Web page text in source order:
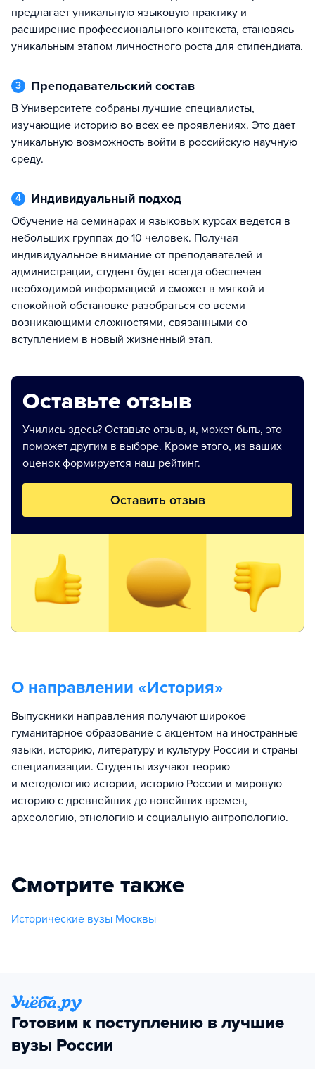
предлагает уникальную языковую практику и
расширение профессионального контекста, становясь
уникальным этапом личностного роста для стипендиата.
3 Преподавательский состав
В Университете собраны лучшие специалисты,
изучающие историю во всех ее проявлениях. Это дает
уникальную возможность войти в российскую научную
среду.
4 Индивидуальный подход
Обучение на семинарах и языковых курсах ведется в
небольших группах до 10 человек. Получая
индивидуальное внимание от преподавателей и
администрации, студент будет всегда обеспечен
необходимой информацией и сможет в мягкой и
спокойной обстановке разобраться со всеми
возникающими сложностями, связанными со
вступлением в новый жизненный этап.
Оставьте отзыв
Учились здесь? Оставьте отзыв, и, может быть, это
поможет другим в выборе. Кроме этого, из ваших
оценок формируется наш рейтинг.
Оставить отзыв
О направлении «История»
Выпускники направления получают широкое
гуманитарное образование с акцентом на иностранные
языки, историю, литературу и культуру России и страны
специализации. Студенты изучают теорию
и методологию истории, историю России и мировую
историю с древнейших до новейших времен,
археологию, этнологию и социальную антропологию.
Смотрите также
Исторические вузы Москвы
Готовим к поступлению в лучшие
вузы России